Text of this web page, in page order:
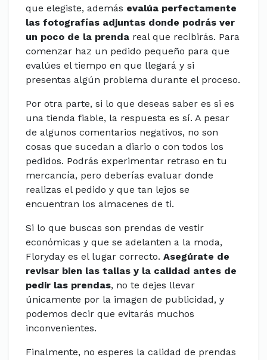
que elegiste, además evalúa perfectamente
las fotografías adjuntas donde podrás ver
un poco de la prenda real que recibirás. Para
comenzar haz un pedido pequeño para que
evalúes el tiempo en que llegará y si
presentas algún problema durante el proceso.
Por otra parte, si lo que deseas saber es si es
una tienda fiable, la respuesta es sí. A pesar
de algunos comentarios negativos, no son
cosas que sucedan a diario o con todos los
pedidos. Podrás experimentar retraso en tu
mercancía, pero deberías evaluar donde
realizas el pedido y que tan lejos se
encuentran los almacenes de ti.
Si lo que buscas son prendas de vestir
económicas y que se adelanten a la moda,
Floryday es el lugar correcto. Asegúrate de
revisar bien las tallas y la calidad antes de
pedir las prendas, no te dejes llevar
únicamente por la imagen de publicidad, y
podemos decir que evitarás muchos
inconvenientes.
Finalmente, no esperes la calidad de prendas